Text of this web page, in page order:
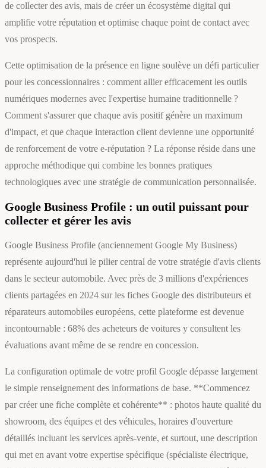
de collecter des avis, mais de créer un écosystème digital qui
amplifie votre réputation et optimise chaque point de contact avec
vos prospects.
Cette optimisation de la présence en ligne soulève un défi particulier
pour les concessionnaires : comment allier efficacement les outils
numériques modernes avec l'expertise humaine traditionnelle ?
Comment s'assurer que chaque avis positif génère un maximum
d'impact, et que chaque interaction client devienne une opportunité
de renforcement de votre e-réputation ? La réponse réside dans une
approche méthodique qui combine les bonnes pratiques
technologiques avec une stratégie de communication personnalisée.
Google Business Profile : un outil puissant pour
collecter et gérer les avis
Google Business Profile (anciennement Google My Business)
représente aujourd'hui le pilier central de votre stratégie d'avis clients
dans le secteur automobile. Avec près de 3 millions d'expériences
clients partagées en 2024 sur les fiches Google des distributeurs et
réparateurs automobiles européens, cette plateforme est devenue
incontournable : 68% des acheteurs de voitures y consultent les
évaluations avant même de se rendre en concession.
La configuration optimale de votre profil Google dépasse largement
le simple renseignement des informations de base. **Commencez
par créer une fiche complète et cohérente** : photos haute qualité du
showroom, des équipes et des véhicules, horaires d'ouverture
détaillés incluant les services après-vente, et surtout, une description
qui met en avant votre expertise spécifique (spécialiste électrique,